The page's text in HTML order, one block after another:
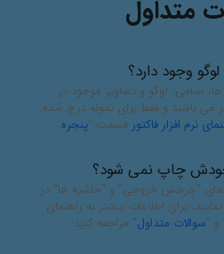
متداول
وجود دارد؟
اسامی، لوگو و تصاویر موجود در
می باشند و فقط برای نمونه درج شده
نرم افزار فاکتور قسمت "پنجره
چاپ نمی شود؟
های "چرخش خروجی" و "حاشیه ها" در
برای اطلاعات بیشتر به راهنمای
و "سوالات متداول" مراجعه کنید